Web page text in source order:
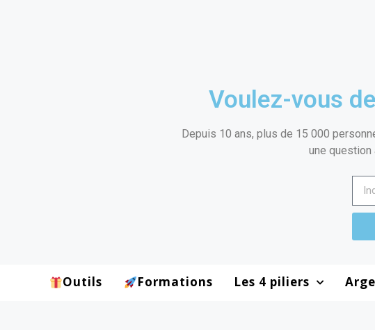
Voulez-vous
Depuis 10 ans, plus de 15 000
une
Outils Formations Les 4 piliers